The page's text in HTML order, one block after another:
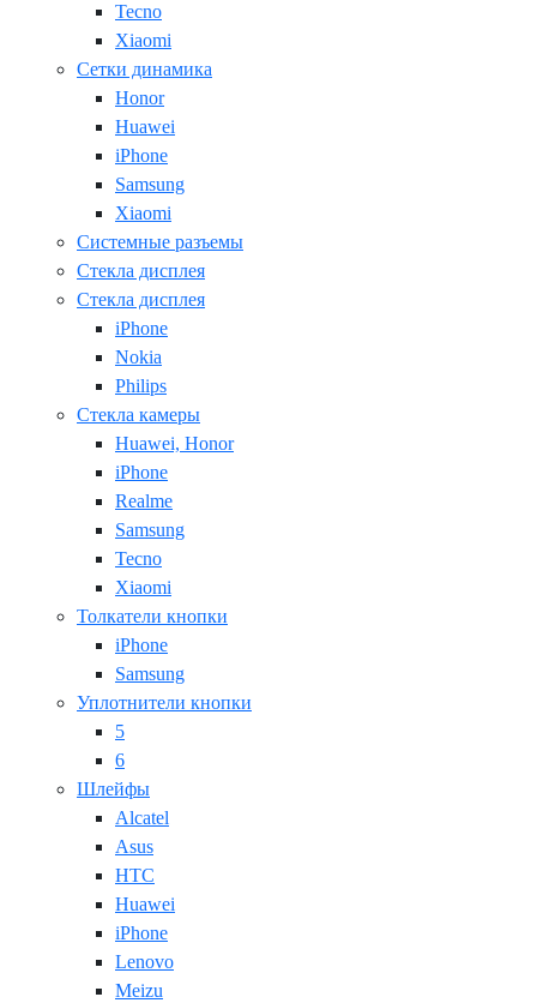
Tecno
Xiaomi
Сетки динамика
Honor
Huawei
iPhone
Samsung
Xiaomi
Системные разъемы
Стекла дисплея
Стекла дисплея
iPhone
Nokia
Philips
Стекла камеры
Huawei, Honor
iPhone
Realme
Samsung
Tecno
Xiaomi
Толкатели кнопки
iPhone
Samsung
Уплотнители кнопки
5
6
Шлейфы
Alcatel
Asus
HTC
Huawei
iPhone
Lenovo
Meizu